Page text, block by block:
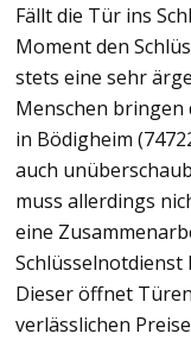
Fällt die Tür ins
Moment den
stets eine sehr
Menschen bringen
in Bödigheim
auch
muss allerdings
eine
Schlüsselnotdienst
Dieser öffnet
verlässlichen